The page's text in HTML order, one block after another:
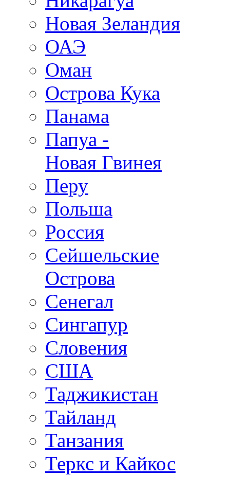
Новая Зеландия
ОАЭ
Оман
Острова Кука
Панама
Папуа -
Новая Гвинея
Перу
Польша
Россия
Сейшельские
Острова
Сенегал
Сингапур
Словения
США
Таджикистан
Тайланд
Танзания
Теркс и Кайкос